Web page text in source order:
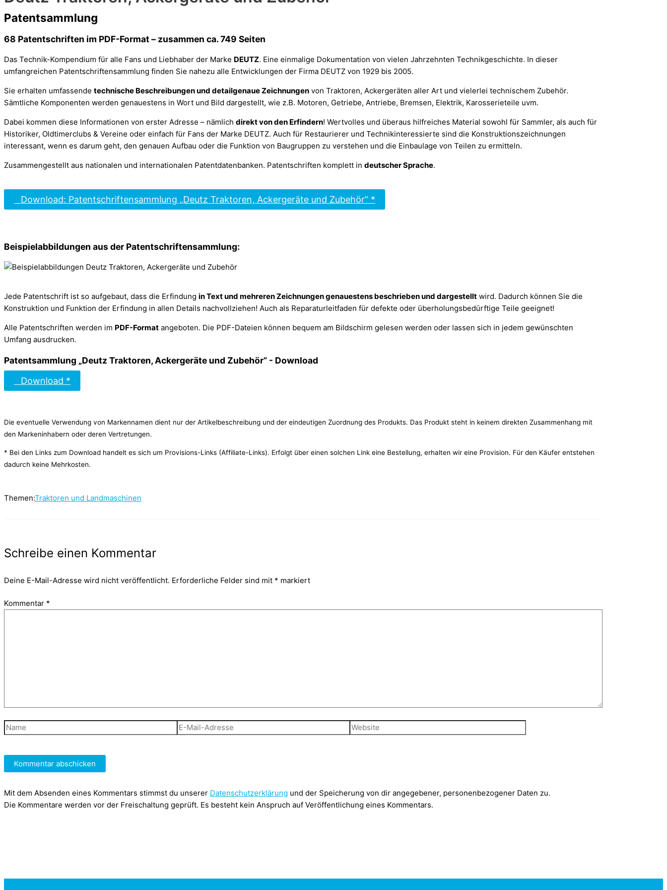
Patentsammlung
68 Patentschriften im PDF-Format – zusammen ca. 749 Seiten
Das Technik-Kompendium für alle Fans und Liebhaber der Marke DEUTZ. Eine einmalige Dokumentation von vielen Jahrzehnten Technikgeschichte. In dieser
umfangreichen Patentschriftensammlung finden Sie nahezu alle Entwicklungen der Firma DEUTZ von 1929 bis 2005.
Sie erhalten umfassende technische Beschreibungen und detailgenaue Zeichnungen von Traktoren, Ackergeräten aller Art und vielerlei technischem Zubehör.
Sämtliche Komponenten werden genauestens in Wort und Bild dargestellt, wie z.B. Motoren, Getriebe, Antriebe, Bremsen, Elektrik, Karosserieteile uvm.
Dabei kommen diese Informationen von erster Adresse – nämlich direkt von den Erfindern! Wertvolles und überaus hilfreiches Material sowohl für Sammler, als auch für
Historiker, Oldtimerclubs & Vereine oder einfach für Fans der Marke DEUTZ. Auch für Restaurierer und Technikinteressierte sind die Konstruktionszeichnungen
interessant, wenn es darum geht, den genauen Aufbau oder die Funktion von Baugruppen zu verstehen und die Einbaulage von Teilen zu ermitteln.
Zusammengestellt aus nationalen und internationalen Patentdatenbanken. Patentschriften komplett in deutscher Sprache.
Download: Patentschriftensammlung „Deutz Traktoren, Ackergeräte und Zubehör” *
Beispielabbildungen aus der Patentschriftensammlung:
Jede Patentschrift ist so aufgebaut, dass die Erfindung in Text und mehreren Zeichnungen genauestens beschrieben und dargestellt wird. Dadurch können Sie die
Konstruktion und Funktion der Erfindung in allen Details nachvollziehen! Auch als Reparaturleitfaden für defekte oder überholungsbedürftige Teile geeignet!
Alle Patentschriften werden im PDF-Format angeboten. Die PDF-Dateien können bequem am Bildschirm gelesen werden oder lassen sich in jedem gewünschten
Umfang ausdrucken.
Patentsammlung „Deutz Traktoren, Ackergeräte und Zubehör” - Download
Download *
Die eventuelle Verwendung von Markennamen dient nur der Artikelbeschreibung und der eindeutigen Zuordnung des Produkts. Das Produkt steht in keinem direkten Zusammenhang mit
den Markeninhabern oder deren Vertretungen.
* Bei den Links zum Download handelt es sich um Provisions-Links (Affiliate-Links). Erfolgt über einen solchen Link eine Bestellung, erhalten wir eine Provision. Für den Käufer entstehen
dadurch keine Mehrkosten.
Themen:Traktoren und Landmaschinen
Schreibe einen Kommentar
Deine E-Mail-Adresse wird nicht veröffentlicht. Erforderliche Felder sind mit * markiert
Kommentar *
Name
E-
Mail-
Website
Mit dem Absenden eines Kommentars stimmst du unserer Datenschutzerklärung und der Speicherung von dir angegebener, personenbezogener Daten zu.
Die Kommentare werden vor der Freischaltung geprüft. Es besteht kein Anspruch auf Veröffentlichung eines Kommentars.